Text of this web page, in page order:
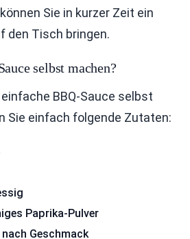
Sie in kurzer Zeit ein
den Tisch bringen.
selbst machen?
BBQ-Sauce selbst
Sie einfach folgende Zutaten:
Paprika-Pulver
Geschmack